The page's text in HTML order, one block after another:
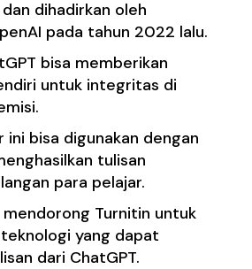
dihadirkan oleh
pada tahun 2022 lalu.
bisa memberikan
untuk integritas di
ini bisa digunakan dengan
tulisan
para pelajar.
mendorong Turnitin untuk
yang dapat
dari ChatGPT.